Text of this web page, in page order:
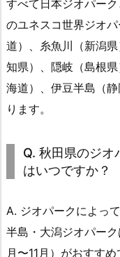
すべて日本ジオパー
のユネスコ世界ジオ
道）、糸魚川（新潟
知県）、隠岐（島根
海道）、伊豆半島（
ります。
Q. 秋田県のジオ
はいつですか？
A. ジオパークによっ
半島・大潟ジオパー
月〜11月）がおすす